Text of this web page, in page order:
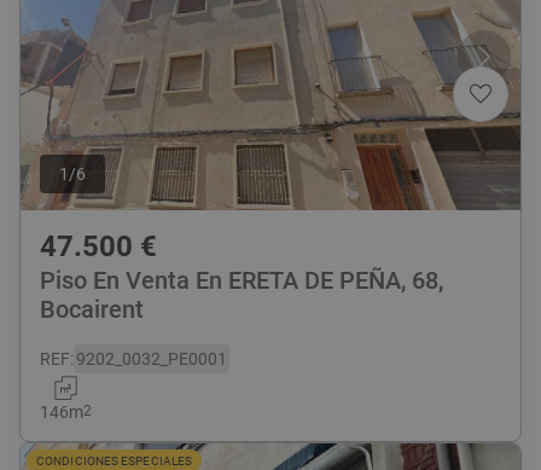
1 /6
47.500 €
Piso En Venta En ERETA DE PEÑA, 68,
Bocairent
REF:9202_0032_PE0001
146m2
CONDICIONES ESPECIALES